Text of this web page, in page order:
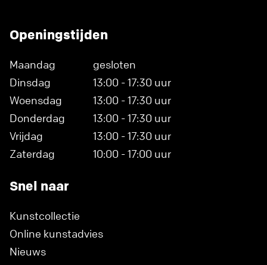
Openingstijden
Maandag
gesloten
Dinsdag
13:00 - 17:30 uur
Woensdag
13:00 - 17:30 uur
Donderdag
13:00 - 17:30 uur
Vrijdag
13:00 - 17:30 uur
Zaterdag
10:00 - 17:00 uur
Snel naar
Kunstcollectie
Online kunstadvies
Nieuws